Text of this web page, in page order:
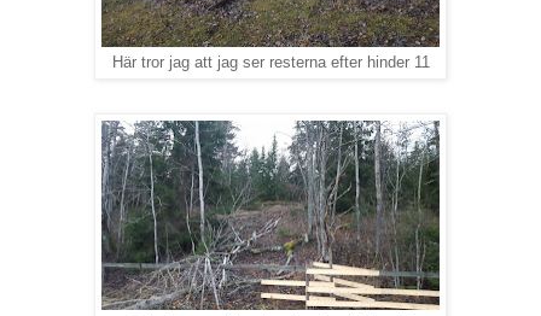
Här tror jag att jag ser resterna efter hinder 11